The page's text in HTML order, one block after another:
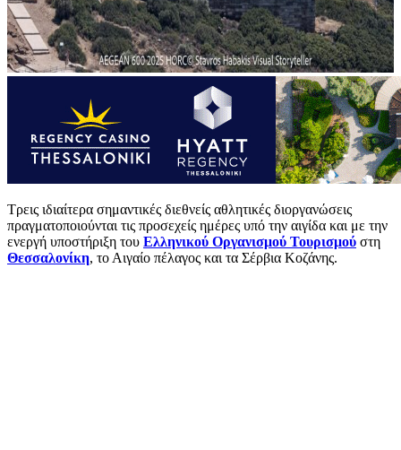
Τρεις ιδιαίτερα σημαντικές διεθνείς αθλητικές διοργανώσεις
πραγματοποιούνται τις προσεχείς ημέρες υπό την αιγίδα και με την
ενεργή υποστήριξη του Ελληνικού Οργανισμού Τουρισμού στη
Θεσσαλονίκη, το Αιγαίο πέλαγος και τα Σέρβια Κοζάνης.